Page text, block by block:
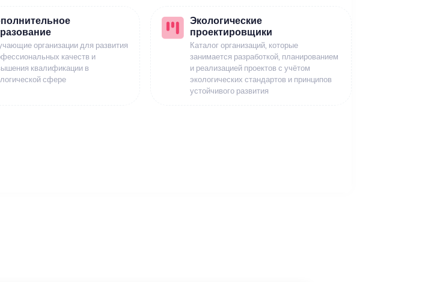
организации для развития
качеств и
квалификации в
сфере
Экологические
проектировщики
Каталог организаций, которые
занимается разработкой, планированием
и реализацией проектов с учётом
экологических стандартов и принципов
устойчивого развития